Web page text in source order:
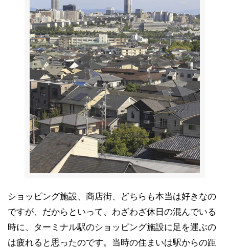
ショッピング施設、商店街、どちらも本当は好きなの
ですが、だからといって、わざわざ休日の混んでいる
時に、ターミナル駅のショッピング施設に足を運ぶの
は疲れると思ったのです。当時の住まいは駅からの距